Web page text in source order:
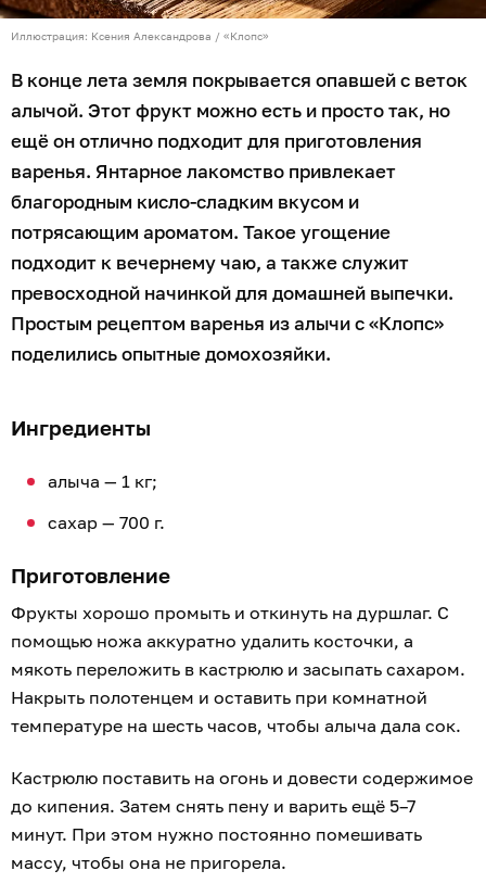
Иллюстрация: Ксения Александрова / «Клопс»
В конце лета земля покрывается опавшей с веток
алычой. Этот фрукт можно есть и просто так, но
ещё он отлично подходит для приготовления
варенья. Янтарное лакомство привлекает
благородным кисло-сладким вкусом и
потрясающим ароматом. Такое угощение
подходит к вечернему чаю, а также служит
превосходной начинкой для домашней выпечки.
Простым рецептом варенья из алычи с «Клопс»
поделились опытные домохозяйки.
Ингредиенты
алыча — 1 кг;
сахар — 700 г.
Приготовление
Фрукты хорошо промыть и откинуть на дуршлаг. С
помощью ножа аккуратно удалить косточки, а
мякоть переложить в кастрюлю и засыпать сахаром.
Накрыть полотенцем и оставить при комнатной
температуре на шесть часов, чтобы алыча дала сок.
Кастрюлю поставить на огонь и довести содержимое
до кипения. Затем снять пену и варить ещё 5–7
минут. При этом нужно постоянно помешивать
массу, чтобы она не пригорела.